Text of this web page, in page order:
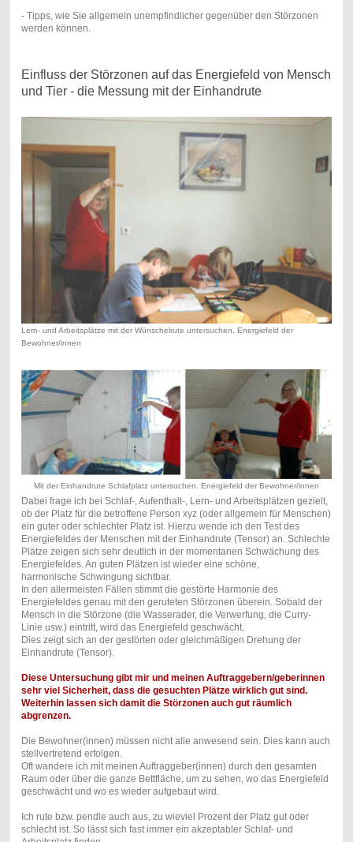
- Tipps, wie Sie allgemein unempfindlicher gegenüber den Störzonen
werden können.
Einfluss der Störzonen auf das Energiefeld von Mensch
und Tier - die Messung mit der Einhandrute
Lern- und Arbeitsplätze mit der Wünschelrute untersuchen, Energiefeld der
Bewohner/innen
Mit der Einhandrute Schlafplatz untersuchen. Energiefeld der Bewohner/innen
Dabei frage ich bei Schlaf-, Aufenthalt-, Lern- und Arbeitsplätzen gezielt,
ob der Platz für die betroffene Person xyz (oder allgemein für Menschen)
ein guter oder schlechter Platz ist. Hierzu wende ich den Test des
Energiefeldes der Menschen mit der Einhandrute (Tensor) an. Schlechte
Plätze zeigen sich sehr deutlich in der momentanen Schwächung des
Energiefeldes. An guten Plätzen ist wieder eine schöne,
harmonische Schwingung sichtbar.
In den allermeisten Fällen stimmt die gestörte Harmonie des
Energiefeldes genau mit den geruteten Störzonen überein. Sobald der
Mensch in die Störzone (die Wasserader, die Verwerfung, die Curry-
Linie usw.) eintritt, wird das Energiefeld geschwächt.
Dies zeigt sich an der gestörten oder gleichmäßigen Drehung der
Einhandrute (Tensor).
Diese Untersuchung gibt mir und meinen Auftraggebern/geberinnen
sehr viel Sicherheit, dass die gesuchten Plätze wirklich gut sind.
Weiterhin lassen sich damit die Störzonen auch gut räumlich
abgrenzen.
Die Bewohner(innen) müssen nicht alle anwesend sein. Dies kann auch
stellvertretend erfolgen.
Oft wandere ich mit meinen Auftraggeber(innen) durch den gesamten
Raum oder über die ganze Bettfläche, um zu sehen, wo das Energiefeld
geschwächt und wo es wieder aufgebaut wird.
Ich rute bzw. pendle auch aus, zu wieviel Prozent der Platz gut oder
schlecht ist. So lässt sich fast immer ein akzeptabler Schlaf- und